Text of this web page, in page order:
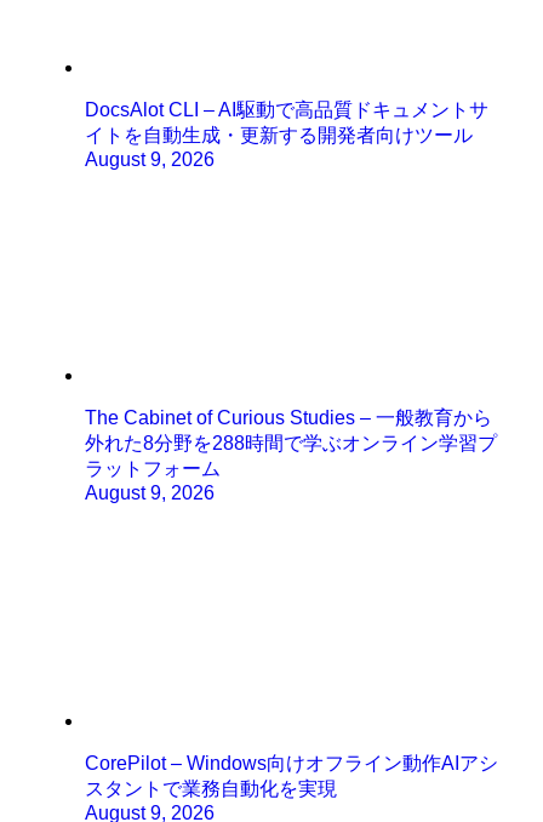
DocsAlot CLI – AI駆動で高品質ドキュメントサ
イトを自動生成・更新する開発者向けツール
August 9, 2026
The Cabinet of Curious Studies – 一般教育から
外れた8分野を288時間で学ぶオンライン学習プ
ラットフォーム
August 9, 2026
CorePilot – Windows向けオフライン動作AIアシ
スタントで業務自動化を実現
August 9, 2026